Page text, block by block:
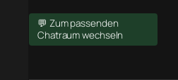
💬 Zum passenden
Chatraum wechseln